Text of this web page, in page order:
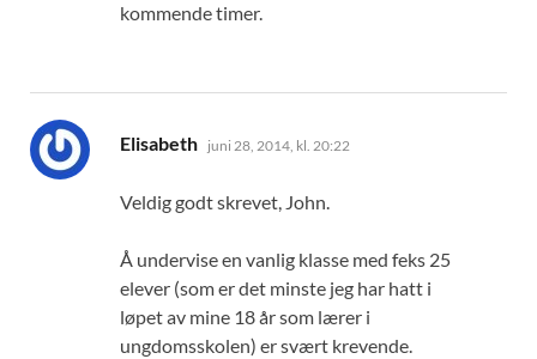
kommende timer.
Elisabeth sier:
juni 28, 2014, kl. 20:22
Veldig godt skrevet, John.
Å undervise en vanlig klasse med feks 25
elever (som er det minste jeg har hatt i
løpet av mine 18 år som lærer i
ungdomsskolen) er svært krevende.